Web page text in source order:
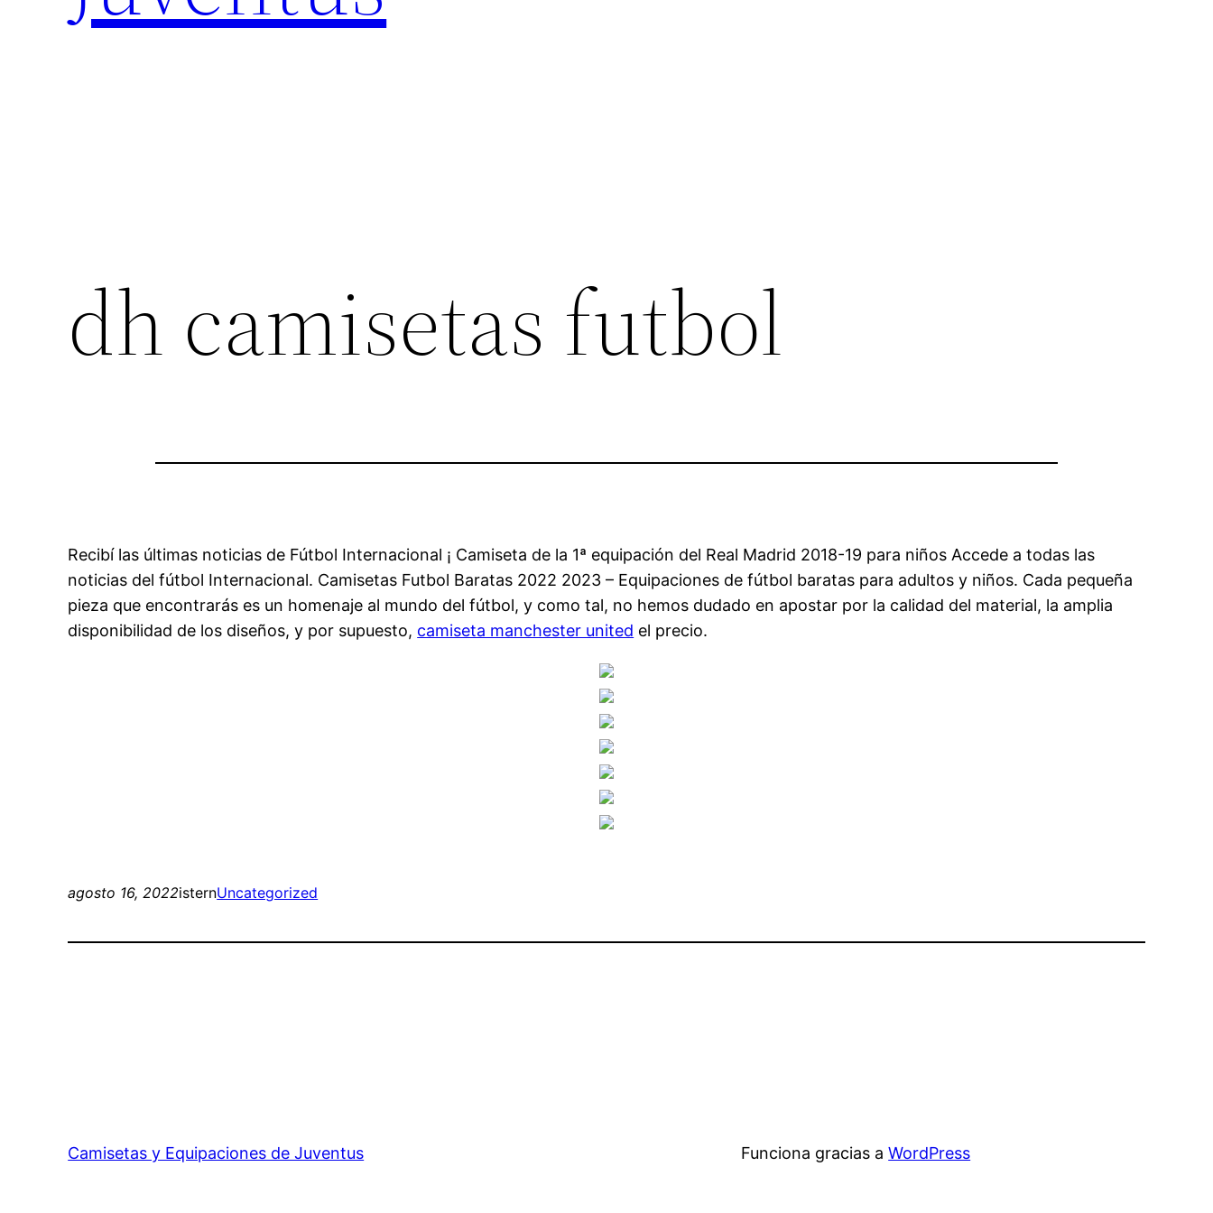
dh camisetas futbol
Recibí las últimas noticias de Fútbol Internacional ¡ Camiseta de la 1ª equipación del Real Madrid 2018-19 para niños Accede a todas las
noticias del fútbol Internacional. Camisetas Futbol Baratas 2022 2023 – Equipaciones de fútbol baratas para adultos y niños. Cada pequeña
pieza que encontrarás es un homenaje al mundo del fútbol, y como tal, no hemos dudado en apostar por la calidad del material, la amplia
disponibilidad de los diseños, y por supuesto, camiseta manchester united el precio.
agosto 16, 2022isternUncategorized
Camisetas y Equipaciones de Juventus Funciona gracias aWordPress